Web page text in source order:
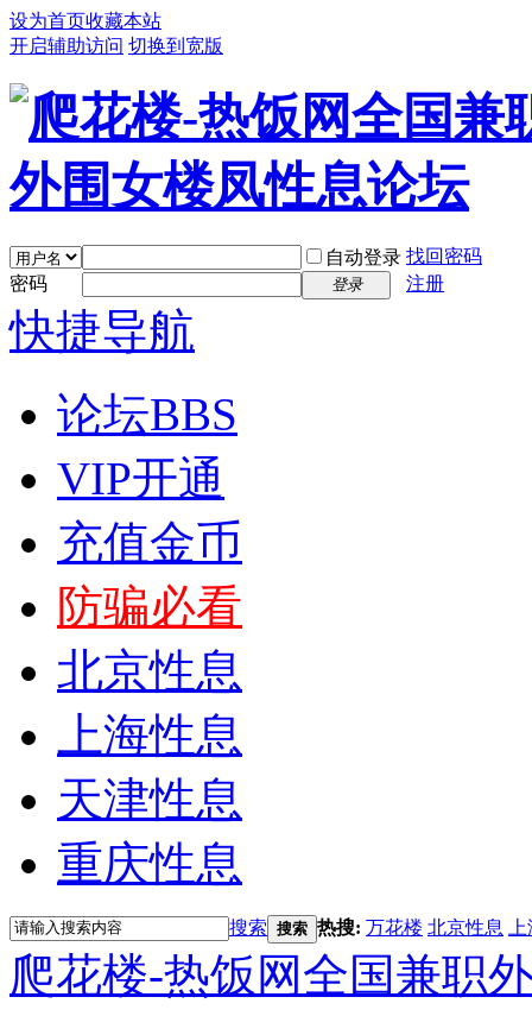
设为首页收藏本站
开启辅助访问 切换到宽版
自动登录 找回密码
密码
登录 注册
快捷导航
论坛BBS
VIP开通
充值金币
防骗必看
北京性息
上海性息
天津性息
重庆性息
搜索 搜索 热搜: 万花楼 北京性息
爬花楼-热饭网全国兼职